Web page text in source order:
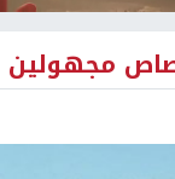
مجهولين